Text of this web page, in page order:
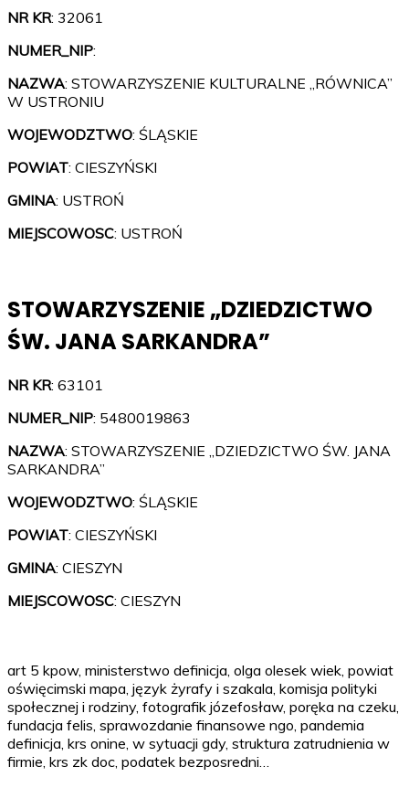
NR KR: 32061
NUMER_NIP:
NAZWA: STOWARZYSZENIE KULTURALNE „RÓWNICA”
W USTRONIU
WOJEWODZTWO: ŚLĄSKIE
POWIAT: CIESZYŃSKI
GMINA: USTROŃ
MIEJSCOWOSC: USTROŃ
STOWARZYSZENIE „DZIEDZICTWO
ŚW. JANA SARKANDRA”
NR KR: 63101
NUMER_NIP: 5480019863
NAZWA: STOWARZYSZENIE „DZIEDZICTWO ŚW. JANA
SARKANDRA”
WOJEWODZTWO: ŚLĄSKIE
POWIAT: CIESZYŃSKI
GMINA: CIESZYN
MIEJSCOWOSC: CIESZYN
art 5 kpow, ministerstwo definicja, olga olesek wiek, powiat
oświęcimski mapa, język żyrafy i szakala, komisja polityki
społecznej i rodziny, fotografik józefosław, poręka na czeku,
fundacja felis, sprawozdanie finansowe ngo, pandemia
definicja, krs onine, w sytuacji gdy, struktura zatrudnienia w
firmie, krs zk doc, podatek bezposredni…